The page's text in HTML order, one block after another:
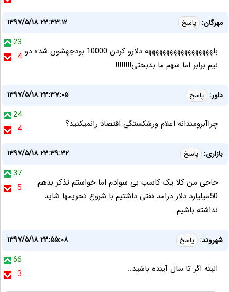
مهرگان: پاسخ
۱۳۹۷/۵/۱۸ ۲۳:۳۳:۱۲
23
4 بلههههههههههههههههههه دلارو کردن 10000 بودجهشون شده دو
نیم برابر اما سهم ما بدبختی!!!!!!!!
داور: پاسخ
۱۳۹۷/۵/۱۸ ۲۳:۳۷:۰۵
24
4
چراآبرومندانه اعلام ورشکستگی اقتصاد رانمیکنید؟
بازاری: پاسخ
۱۳۹۷/۵/۱۸ ۲۳:۳۹:۳۲
37
5
حاجی من کلا یک کاسب بی سوادم اما خواستم تذکر بدهم
50میلیارد دلار درامد نفتی داشتیم.با شروع تحریمها شاید
نداشته باشیم.
شهروند: پاسخ
۱۳۹۷/۵/۱۸ ۲۳:۵۵:۰۸
66
3
البته اگر تا سال آینده باشید..